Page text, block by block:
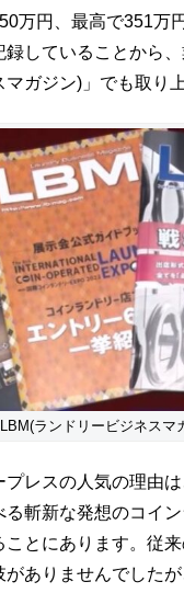
万円、最高で351万
録していることから
マガジン)」でも取り
LBM(ランドリービジネスマ
プレスの人気の理由
る斬新な発想のコイ
ことにあります。従
がありませんでした